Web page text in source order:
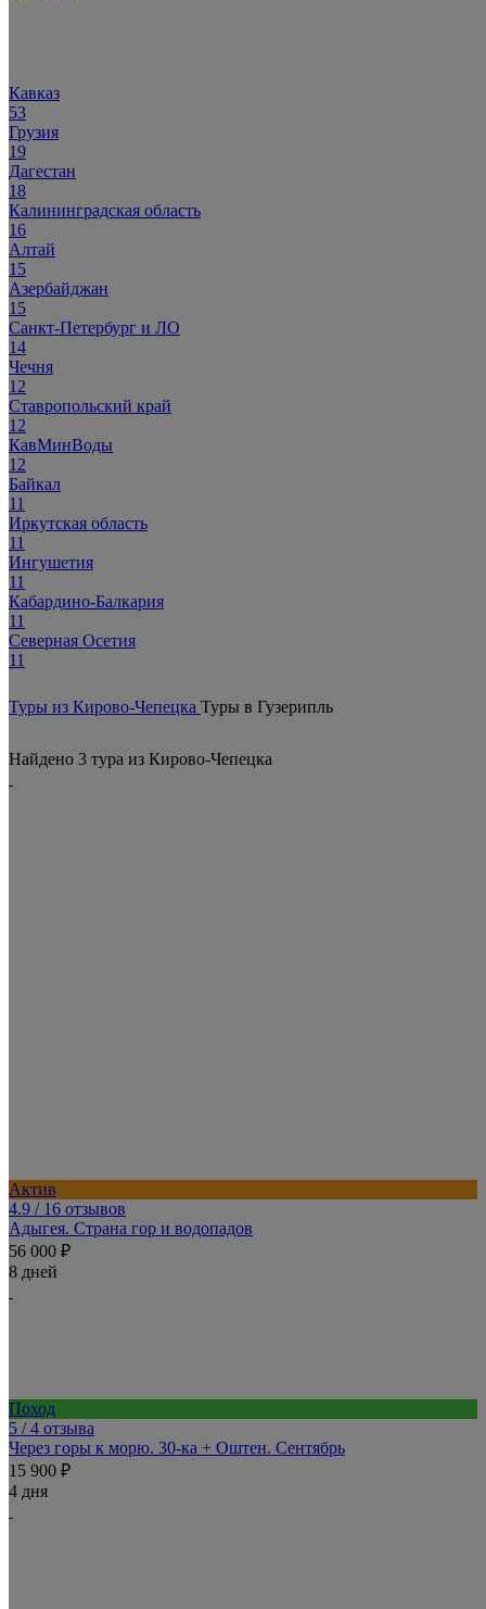
Кавказ
53
Грузия
19
Дагестан
18
Калининградская область
16
Алтай
15
Азербайджан
15
Санкт-Петербург и ЛО
14
Чечня
12
Ставропольский край
12
КавМинВоды
12
Байкал
11
Иркутская область
11
Ингушетия
11
Кабардино-Балкария
11
Северная Осетия
11
Туры из Кирово-Чепецка Туры в Гузерипль
Найдено 3 тура из Кирово-Чепецка
Актив
4.9 / 16 отзывов
Адыгея. Страна гор и водопадов
56 000 ₽
8 дней
Поход
5 / 4 отзыва
Через горы к морю. 30-ка + Оштен. Сентябрь
15 900 ₽
4 дня